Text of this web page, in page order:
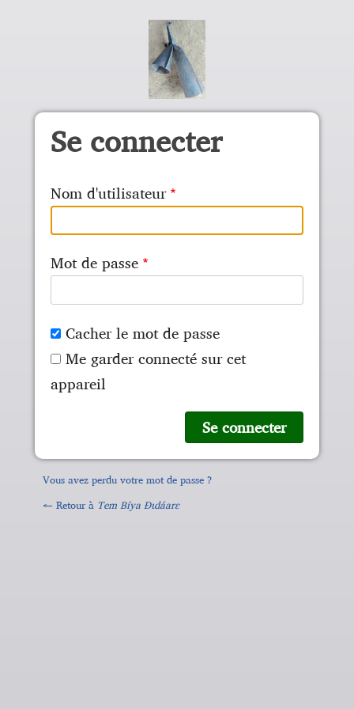
Se connecter
Nom d'utilisateur
Mot de passe
Cacher le mot de passe
Me garder connecté sur cet
appareil
Vous avez perdu votre mot de passe ?
← Retour à Tem Bíya Ɖɩdáarɛ